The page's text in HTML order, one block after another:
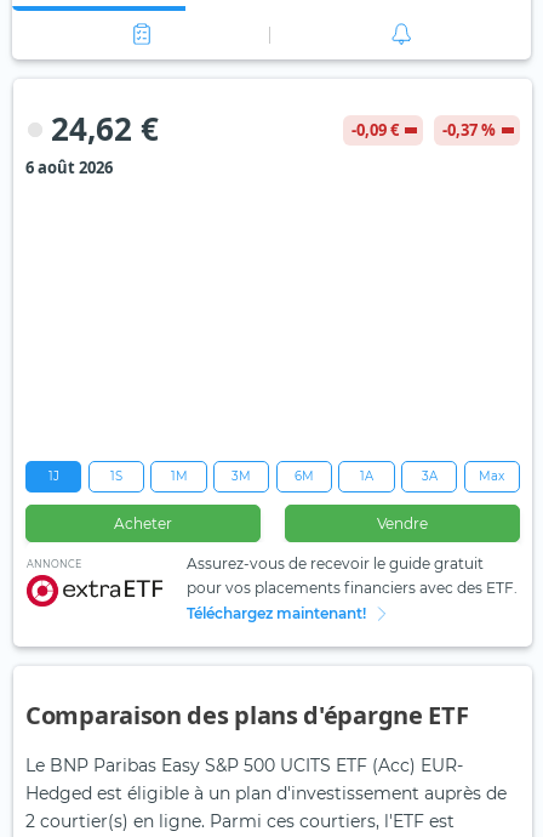
24,62 € -0,09 €
-0,37 %
6 août 2026
1J 1S 1M 3M 6M 1A 3A Max
Acheter Vendre
ANNONCE
Assurez-vous de recevoir le guide gratuit
pour vos placements financiers avec des ETF.
Téléchargez maintenant!
Comparaison des plans d'épargne ETF
Le BNP Paribas Easy S&P 500 UCITS ETF (Acc) EUR-
Hedged est éligible à un plan d'investissement auprès de
2 courtier(s) en ligne. Parmi ces courtiers, l'ETF est